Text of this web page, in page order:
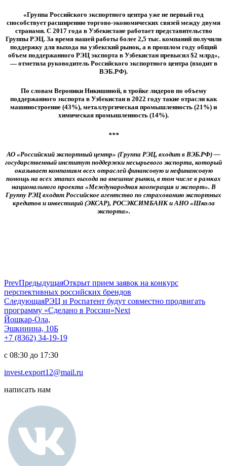
«Группа Российского экспортного центра уже не первый год
способствует расширению торгово-экономических связей между двумя
странами. С 2017 года в Узбекистане работает представительство
Группы РЭЦ. За время нашей работы более 2,5 тыс. компаний получили
поддержку для выхода на узбекский рынок, а в прошлом году общий
объем поддержанного РЭЦ экспорта в Узбекистан превысил $2 млрд»,
— отметила руководитель Российского экспортного центра (входит в
ВЭБ.РФ).
По словам Вероники Никишиной, в тройке лидеров по объему
поддержанного экспорта в Узбекистан в 2022 году такие отрасли как
машиностроение (43%), металлургическая промышленность (21%) и
химическая промышленность (14%).
***
АО «Российский экспортный центр» (Группа РЭЦ, входит в ВЭБ.РФ) —
государственный институт поддержки несырьевого экспорта, который
оказывает компаниям всех отраслей финансовую и нефинансовую
помощь на всех этапах выхода на внешние рынки, в том числе в рамках
национального проекта «Международная кооперация и экспорт». В
Группу РЭЦ входят Российское агентство по страхованию экспортных
кредитов и инвестиций (ЭКСАР), РОСЭКСИМБАНК и АНО «Школа
экспорта».
PrevПредыдущаяОткрыт прием заявок на конкурс
перспективных российских брендов
СледующаяРЭЦ и Роспатент будут совместно продвигать
программу «Сделано в России»Next
Йошкар-Ола,
Эшкинина, 10Б
+7 (8362) 34-19-19
с 08:30 до 17:30
invest.export12@mail.ru
написать нам